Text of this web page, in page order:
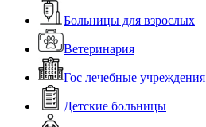
Больницы для взрослых
Ветеринария
Гос лечебные учреждения
Детские больницы